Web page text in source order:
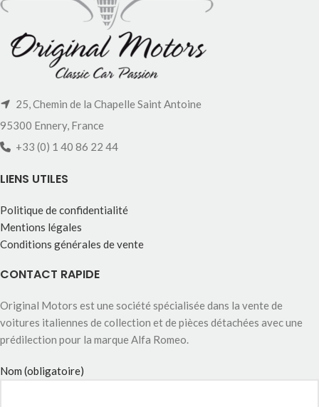
25, Chemin de la Chapelle Saint Antoine
95300 Ennery, France
+33 (0) 1 40 86 22 44
LIENS UTILES
Politique de confidentialité
Mentions légales
Conditions générales de vente
CONTACT RAPIDE
Original Motors est une société spécialisée dans la vente de
voitures italiennes de collection et de pièces détachées avec une
prédilection pour la marque Alfa Romeo.
Nom (obligatoire)